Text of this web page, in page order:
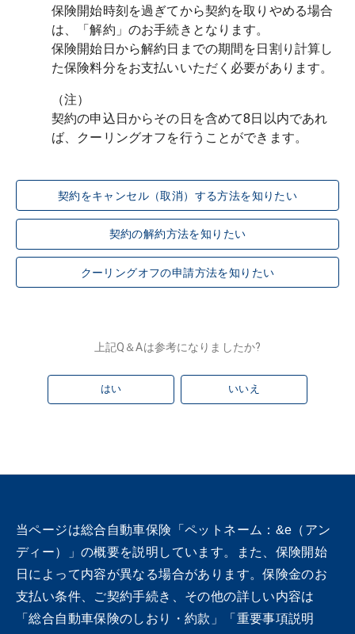
保険開始時刻を過ぎてから契約を取りやめる場合
は、「解約」のお手続きとなります。
保険開始日から解約日までの期間を日割り計算し
た保険料分をお支払いいただく必要があります。
（注）
契約の申込日からその日を含めて8日以内であれ
契約をキャンセル（取消）する方法を知りたい
契約の解約方法を知りたい
クーリングオフの申請方法を知りたい
上記Q＆Aは参考になりましたか?
はい いいえ
当ページは総合自動車保険「ペットネーム：&e（アン
ディー）」の概要を説明しています。また、保険開始
日によって内容が異なる場合があります。保険金のお
支払い条件、ご契約手続き、その他の詳しい内容は
「総合自動車保険のしおり・約款」「重要事項説明